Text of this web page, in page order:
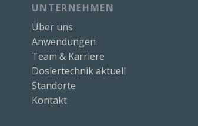
UNTERNEHMEN
Über uns
Anwendungen
Team & Karriere
Dosiertechnik aktuell
Standorte
Kontakt